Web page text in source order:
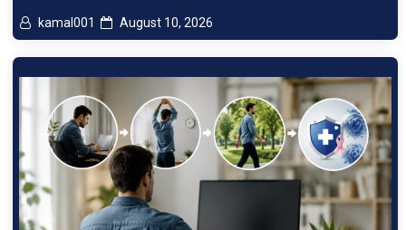
kamal001 August 10, 2026